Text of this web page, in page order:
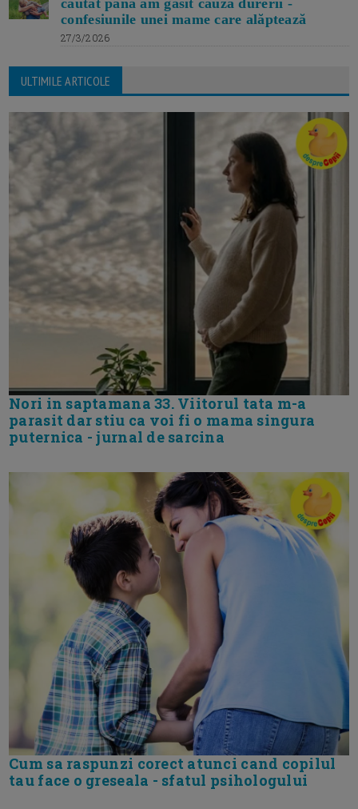
căutat până am găsit cauza durerii -
confesiunile unei mame care alăptează
27/3/2026
ULTIMILE ARTICOLE
Nori in saptamana 33. Viitorul tata m-a
parasit dar stiu ca voi fi o mama singura
puternica - jurnal de sarcina
Cum sa raspunzi corect atunci cand copilul
tau face o greseala - sfatul psihologului